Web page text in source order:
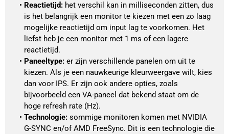
Reactietijd: het verschil kan in milliseconden zitten, dus
is het belangrijk een monitor te kiezen met een zo laag
mogelijke reactietijd om input lag te voorkomen. Het
liefst heb je een monitor met 1 ms of een lagere
reactietijd.
Paneeltype: er zijn verschillende panelen om uit te
kiezen. Als je een nauwkeurige kleurweergave wilt, kies
dan voor IPS. Er zijn ook andere opties, zoals
bijvoorbeeld een VA-paneel dat bekend staat om de
hoge refresh rate (Hz).
Technologie: sommige monitoren komen met NVIDIA
G-SYNC en/of AMD FreeSync. Dit is een technologie die